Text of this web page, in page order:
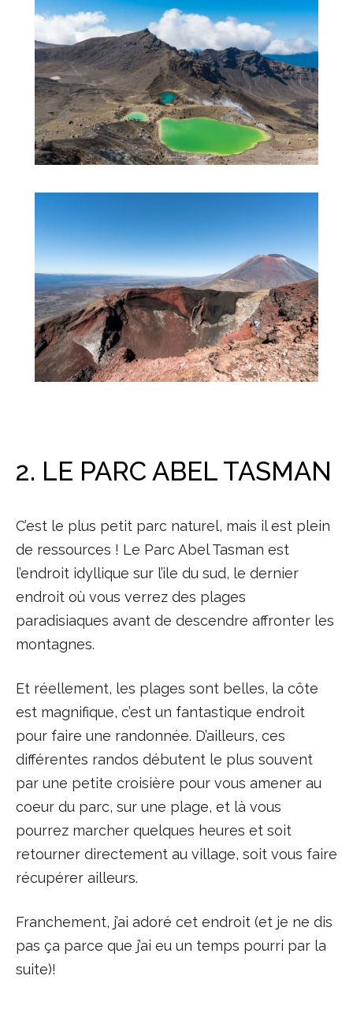
2. LE PARC ABEL TASMAN
C’est le plus petit parc naturel, mais il est plein
de ressources ! Le Parc Abel Tasman est
l’endroit idyllique sur l’ile du sud, le dernier
endroit où vous verrez des plages
paradisiaques avant de descendre affronter les
montagnes.
Et réellement, les plages sont belles, la côte
est magnifique, c’est un fantastique endroit
pour faire une randonnée. D’ailleurs, ces
différentes randos débutent le plus souvent
par une petite croisière pour vous amener au
coeur du parc, sur une plage, et là vous
pourrez marcher quelques heures et soit
retourner directement au village, soit vous faire
récupérer ailleurs.
Franchement, j’ai adoré cet endroit (et je ne dis
pas ça parce que j’ai eu un temps pourri par la
suite)!